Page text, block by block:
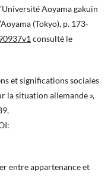
Aoyama gakuin
(Tokyo), p. 173-
consulté le
et significations sociales
la situation allemande »,
entre appartenance et